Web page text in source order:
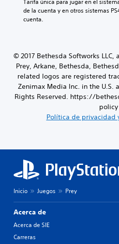
de la cuenta y en otros sistemas
cuenta.
© 2017 Bethesda Softworks LLC,
Prey, Arkane, Bethesda,
related logos are registered
Zenimax Media Inc. in the U.S.
Rights Reserved. https://
policy
Política de privacidad
Inicio Juegos Prey
Acerca de
Acerca de SIE
Carreras